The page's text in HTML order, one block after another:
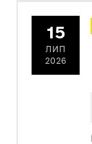
15
ЛИП
2026